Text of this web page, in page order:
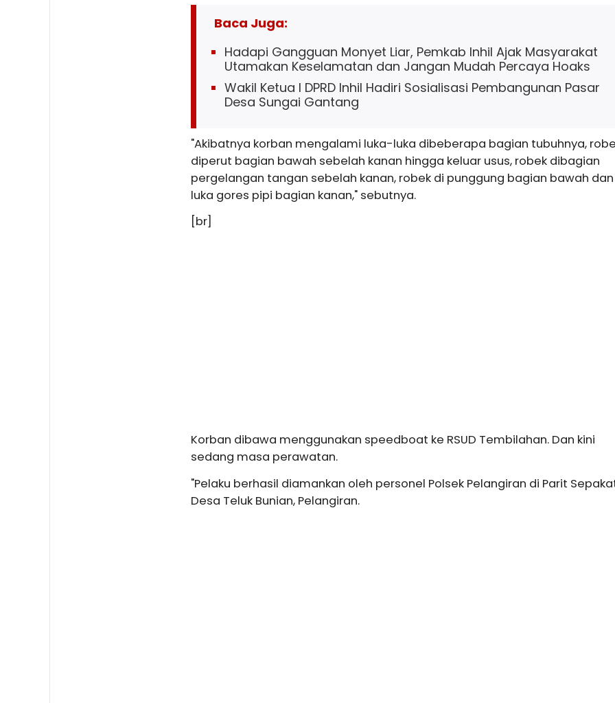
Baca Juga:
Hadapi Gangguan Monyet Liar, Pemkab Inhil Ajak Masyarakat
Utamakan Keselamatan dan Jangan Mudah Percaya Hoaks
Wakil Ketua I DPRD Inhil Hadiri Sosialisasi Pembangunan Pasar
Desa Sungai Gantang
"Akibatnya korban mengalami luka-luka dibeberapa bagian tubuhnya,
diperut bagian bawah sebelah kanan hingga keluar usus, robek dibagian
pergelangan tangan sebelah kanan, robek di punggung bagian bawah dan
luka gores pipi bagian kanan," sebutnya.
[br]
Korban dibawa menggunakan speedboat ke RSUD Tembilahan. Dan kini
sedang masa perawatan.
"Pelaku berhasil diamankan oleh personel Polsek Pelangiran di Parit
Desa Teluk Bunian, Pelangiran.